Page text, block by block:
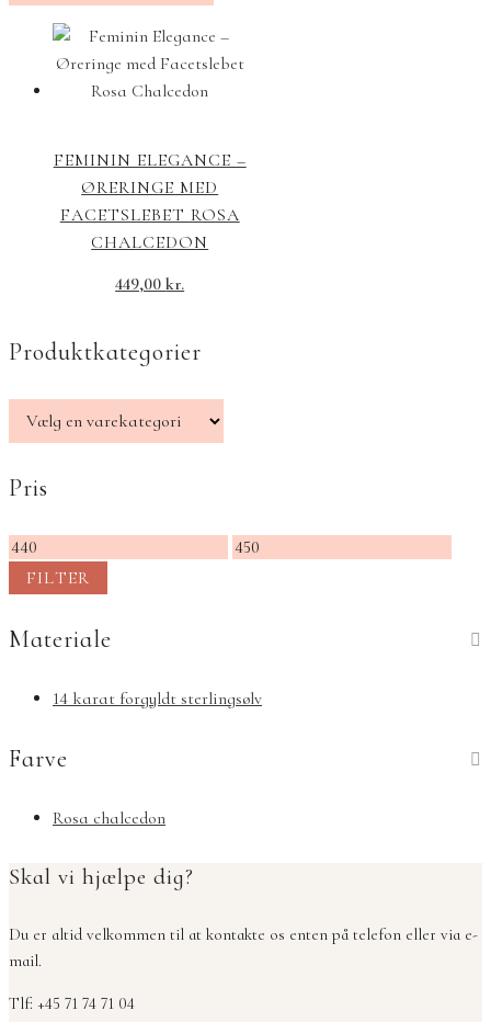
FEMININ ELEGANCE –
ØRERINGE MED
FACETSLEBET ROSA
CHALCEDON
449,00kr.
Produktkategorier
Pris
Mindste
pris
Højeste
FILTER
Materiale
14 karat forgyldt sterlingsølv
Farve
Rosa chalcedon
Skal vi hjælpe dig?
Du er altid velkommen til at kontakte os enten på telefon eller via e-
mail.
Tlf: +45 71 74 71 04